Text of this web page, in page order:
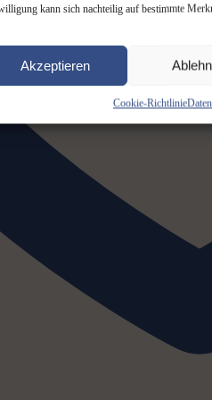
kann sich nachteilig auf bestimmte
Akzeptieren
Cookie-Richtlinie